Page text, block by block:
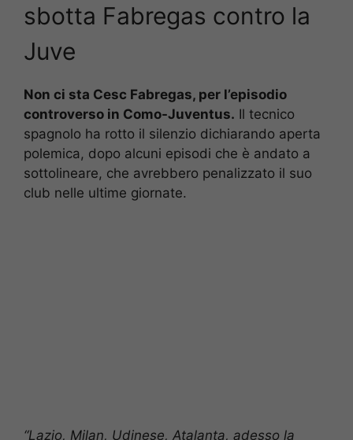
sbotta Fabregas contro la
Juve
Non ci sta Cesc Fabregas, per l’episodio
controverso in Como-Juventus. Il tecnico
spagnolo ha rotto il silenzio dichiarando aperta
polemica, dopo alcuni episodi che è andato a
sottolineare, che avrebbero penalizzato il suo
club nelle ultime giornate.
“Lazio, Milan, Udinese, Atalanta, adesso la